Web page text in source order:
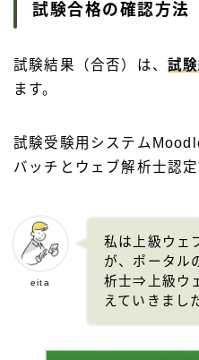
試験合格の確認方法
試験結果（合否）は、 試
ます。
試験受験用システム
バッチとウェブ解析士認定
eita
私は上級ウェ
が、ポータル
析士⇒上級ウ
えていきまし